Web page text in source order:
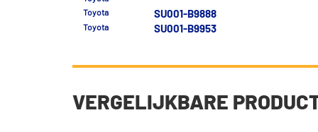
Toyota
SU001-B9888
Toyota SU001-B9953
VERGELIJKBARE